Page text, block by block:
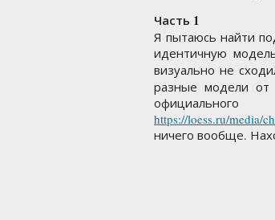
Часть 1
Я пытаюсь найти
идентичную
визуально не
разные модели от
https://loess.ru/media/
ничего вообще.